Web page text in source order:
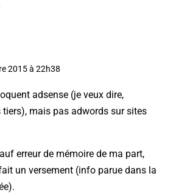
2015 à 22h38
adsense (je veux dire,
mais pas adwords sur sites
erreur de mémoire de ma part,
un versement (info parue dans la